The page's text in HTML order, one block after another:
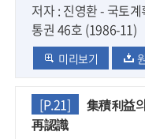
저자 : 진영환 - 국토
통권 46호 (1986-11)
미리보기
[P.21]
集積利益
再認識